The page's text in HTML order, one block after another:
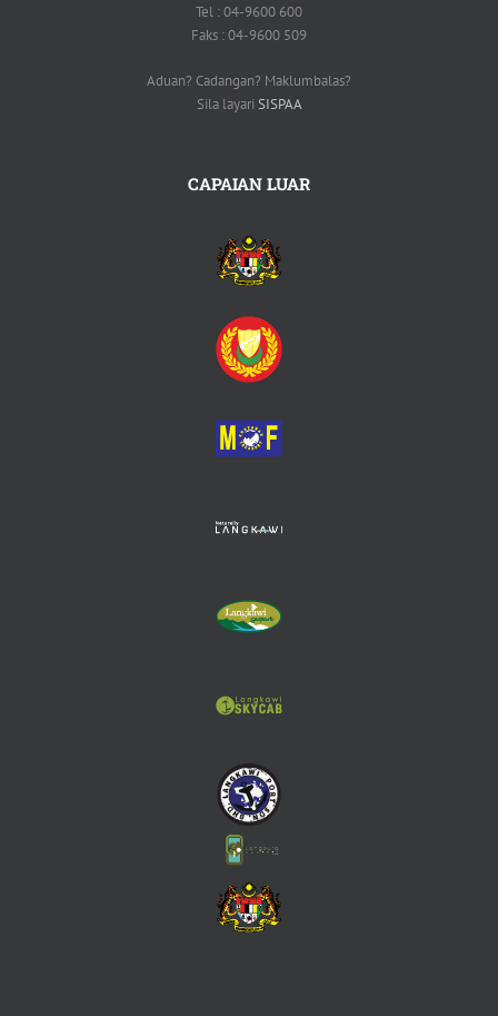
Tel : 04-9600 600
Faks : 04-9600 509
Aduan? Cadangan? Maklumbalas?
Sila layari SISPAA
CAPAIAN LUAR